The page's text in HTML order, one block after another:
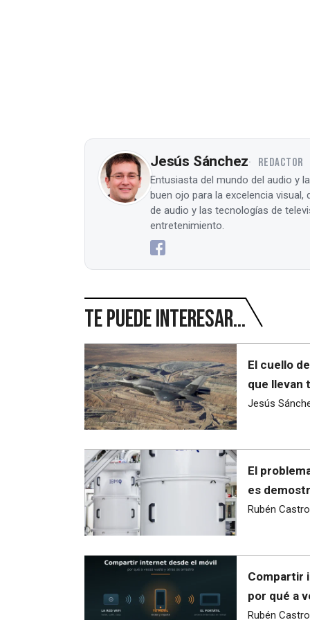
Jesús Sánchez REDACTOR
Entusiasta del mundo del audio y
buen ojo para la excelencia
de audio y las tecnologías de
entretenimiento.
Te puede interesar...
El cuello
que llevan
Jesús
El
es
Rubén Castro
Compartir
por qué a
Rubén Castro